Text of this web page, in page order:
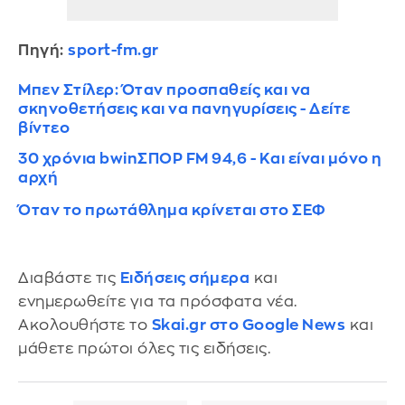
Πηγή: sport-fm.gr
Μπεν Στίλερ: Όταν προσπαθείς και να
σκηνοθετήσεις και να πανηγυρίσεις - Δείτε
βίντεο
30 χρόνια bwinΣΠΟΡ FM 94,6 - Και είναι μόνο η
αρχή
Όταν το πρωτάθλημα κρίνεται στο ΣΕΦ
Διαβάστε τις Ειδήσεις σήμερα και
ενημερωθείτε για τα πρόσφατα νέα.
Ακολουθήστε το Skai.gr στο Google News και
μάθετε πρώτοι όλες τις ειδήσεις.